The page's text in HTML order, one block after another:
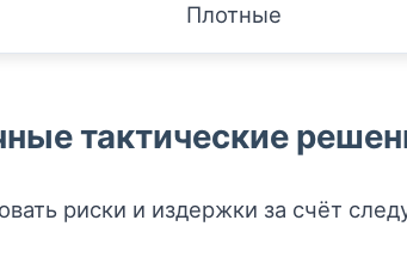
Плотные
тактические
риски и издержки за счёт